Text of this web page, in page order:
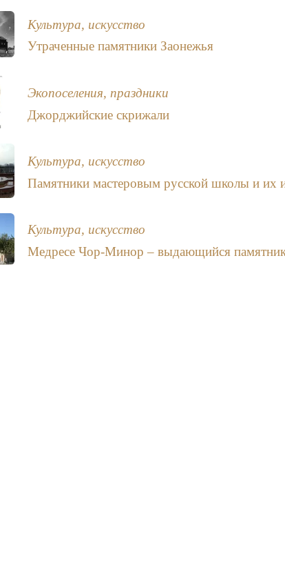
Культура, искусство
Утраченные памятники Заонежья
Экопоселения, праздники
Джорджийские скрижали
Культура, искусство
Памятники мастеровым русской школы и их
Культура, искусство
Медресе Чор-Минор – выдающийся